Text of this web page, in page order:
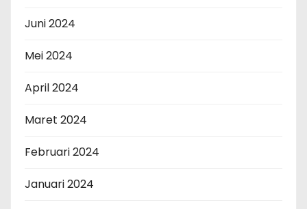
Juni 2024
Mei 2024
April 2024
Maret 2024
Februari 2024
Januari 2024